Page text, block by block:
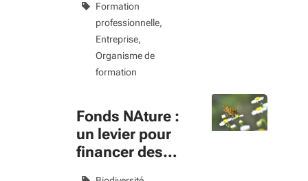
recruter
Formation
professionnelle
Entreprise
Organisme de
formation
Fonds NAture :
un levier pour
financer des